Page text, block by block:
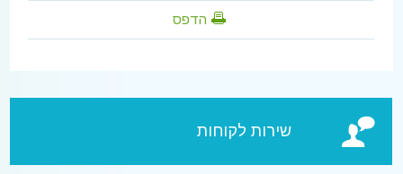
שירות לקוחות
הדפס